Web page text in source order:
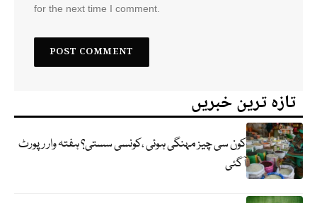
for the next time I comment.
تازہ ترین خبریں
کون سی چیز مہنگی ہوئی ،کونسی سستی؟ ہفتہ وار رپورٹ
آگئی